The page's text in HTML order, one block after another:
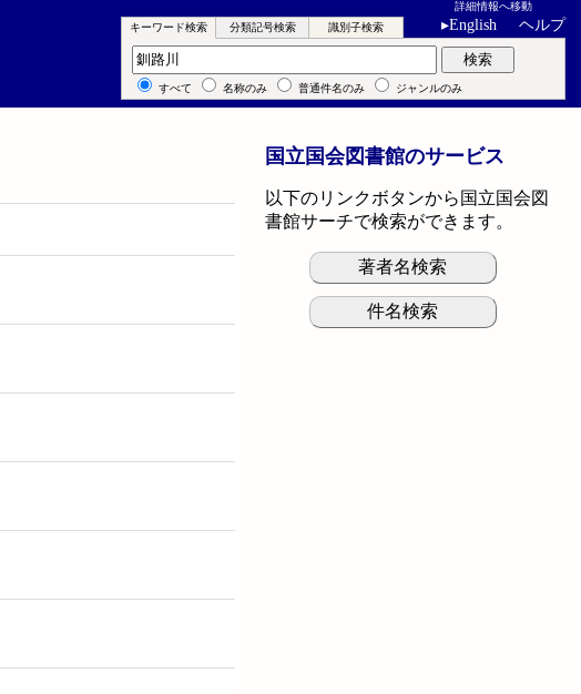
詳細情報へ移動
▸English ヘルプ
キーワード検索 分類記号検索 識別子検索
キーワード検索 検索
すべて 名称のみ 普通件名のみ ジャンルのみ
国立国会図書館のサービス
以下のリンクボタンから国立国会図
書館サーチで検索ができます。
著者名検索
件名検索